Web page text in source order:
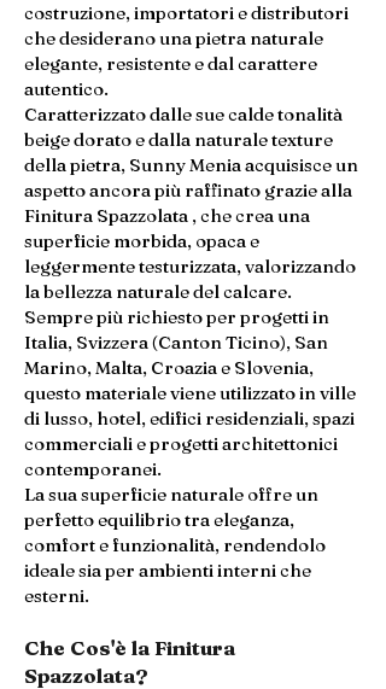
costruzione, importatori e distributori
che desiderano una pietra naturale
elegante, resistente e dal carattere
autentico.
Caratterizzato dalle sue calde tonalità
beige dorato e dalla naturale texture
della pietra, Sunny Menia acquisisce un
aspetto ancora più raffinato grazie alla
Finitura Spazzolata , che crea una
superficie morbida, opaca e
leggermente testurizzata, valorizzando
la bellezza naturale del calcare.
Sempre più richiesto per progetti in
Italia, Svizzera (Canton Ticino), San
Marino, Malta, Croazia e Slovenia,
questo materiale viene utilizzato in ville
di lusso, hotel, edifici residenziali, spazi
commerciali e progetti architettonici
contemporanei.
La sua superficie naturale offre un
perfetto equilibrio tra eleganza,
comfort e funzionalità, rendendolo
ideale sia per ambienti interni che
esterni.
Che Cos'è la Finitura
Spazzolata?